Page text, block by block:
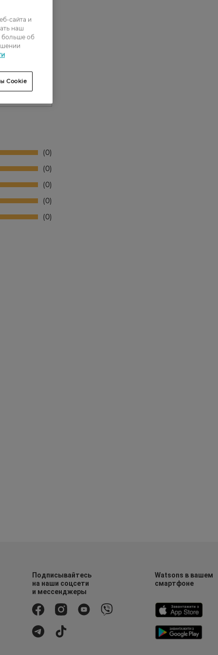
0
0
0
0
0
Подписывайтесь
на наши соцсети
и мессенджеры
Watsons в вашем
смартфоне
сайта и
наш
больше об
Cookie